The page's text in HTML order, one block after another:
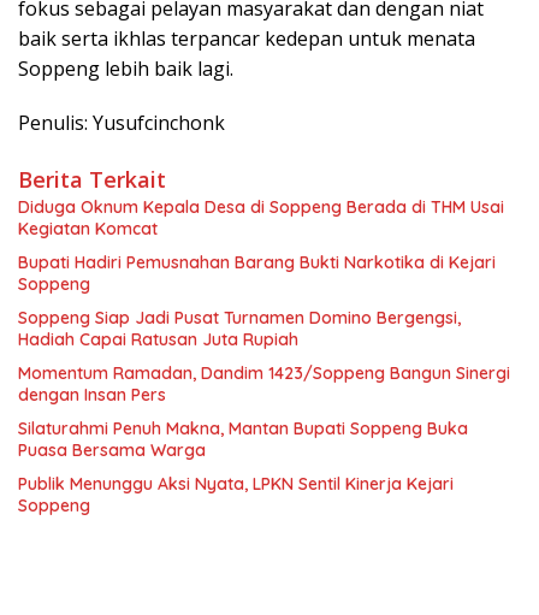
fokus sebagai pelayan masyarakat dan dengan niat
baik serta ikhlas terpancar kedepan untuk menata
Soppeng lebih baik lagi.
Penulis: Yusufcinchonk
Berita Terkait
Diduga Oknum Kepala Desa di Soppeng Berada di THM Usai
Kegiatan Komcat
Bupati Hadiri Pemusnahan Barang Bukti Narkotika di Kejari
Soppeng
Soppeng Siap Jadi Pusat Turnamen Domino Bergengsi,
Hadiah Capai Ratusan Juta Rupiah
Momentum Ramadan, Dandim 1423/Soppeng Bangun Sinergi
dengan Insan Pers
Silaturahmi Penuh Makna, Mantan Bupati Soppeng Buka
Puasa Bersama Warga
Publik Menunggu Aksi Nyata, LPKN Sentil Kinerja Kejari
Soppeng